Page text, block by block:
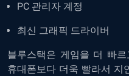
PC 관리자 계정
최신 그래픽 드라이버
블루스택은 게임을 더 빠
휴대폰보다 더욱 빨라서 지